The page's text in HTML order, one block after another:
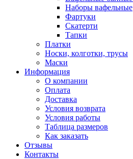
Наборы вафельные
Фартуки
Скатерти
Тапки
Платки
Носки, колготки, трусы
Маски
Информация
О компании
Оплата
Доставка
Условия возврата
Условия работы
Таблица размеров
Как заказать
Отзывы
Контакты